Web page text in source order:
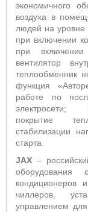
экономичного
воздуха в
людей на уровне
при включении
при
вентилятор
теплообменник
функция
работе по
электросети;
покрытие
стабилизации
старта.
JAX –
оборудования
кондиционеров
чиллеров,
управлением